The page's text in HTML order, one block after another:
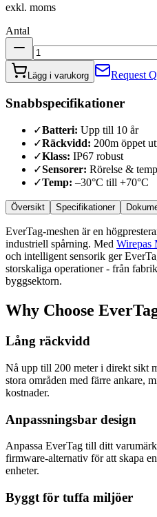
exkl. moms
Antal
Lägg i varukorg Request
Snabbspecifikationer
✓Batteri: Upp till 10 år
✓Räckvidd: 200m öppet
✓Klass: IP67 robust
✓Sensorer: Rörelse & temp
✓Temp: –30°C till +70°C
Översikt Specifikationer
EverTag-meshen är en
industriell spårning. Med Wirepas
och intelligent sensorik ger
storskaliga operationer - från
byggsektorn.
Why Choose
Lång räckvidd
Nå upp till 200 meter i direkt sikt
stora områden med färre ankare,
kostnader.
Anpassningsbar design
Anpassa EverTag till ditt
firmware-alternativ för att skapa
enheter.
Byggt för tuffa miljöer